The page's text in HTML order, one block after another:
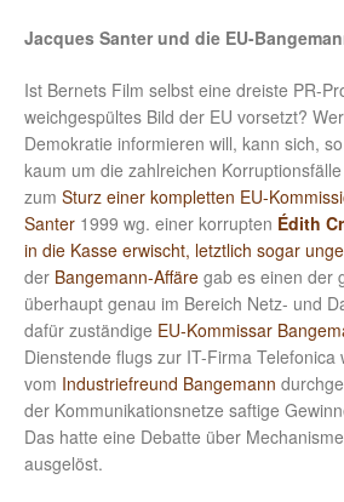
Jacques Santer und die EU-
Ist Bernets Film selbst eine dreiste PR-
weichgespültes Bild der EU vorsetzt?
Demokratie informieren will, kann sich,
kaum um die zahlreichen
zum Sturz einer kompletten EU-
Santer 1999 wg. einer korrupten Édith
in die Kasse erwischt, letztlich sogar
der Bangemann-Affäre gab es einen der
überhaupt genau im Bereich Netz- und
dafür zuständige EU-Kommissar
Dienstende flugs zur IT-Firma
vom Industriefreund Bangemann
der Kommunikationsnetze saftige
Das hatte eine Debatte über
ausgelöst.